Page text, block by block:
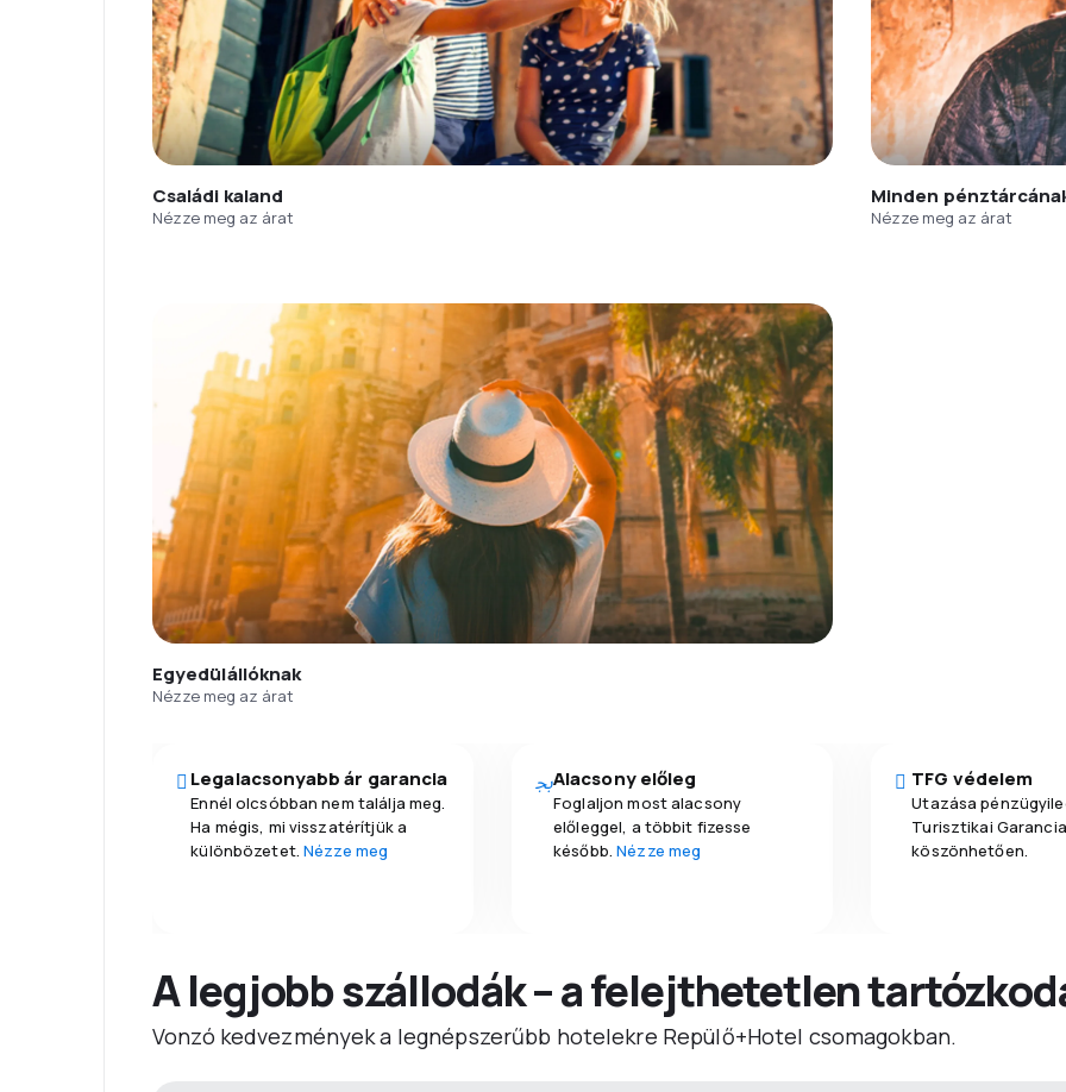
Családi kaland
Nézze meg az árat
Minden
Nézze meg az árat
Egyedülállóknak
Nézze meg az árat
Legalacsonyabb ár garancia
Ennél olcsóbban nem találja meg.
Ha mégis, mi visszatérítjük a
különbözetet.Nézze meg
Alacsony előleg
Foglaljon most alacsony
előleggel, a többit fizesse
később.Nézze meg
TFG védelem
Utazása
Turisztikai
köszönhetően.
A legjobb szállodák – a felejthetetlen
Vonzó kedvezmények a legnépszerűbb hotelekre Repülő+Hotel csomagokban.